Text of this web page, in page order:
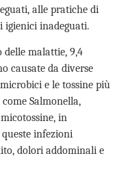
alle pratiche di
igienici inadeguati.
malattie, 9,4
causate da diverse
e le tossine più
Salmonella,
in
infezioni
dolori addominali e